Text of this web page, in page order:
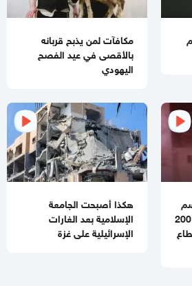
إسرائيلية" من صفقات عسكرية
غارات على الضاحية الجنوبية لبيروت
القاهرة تستضيف اجتماعاً موسعاً للفصائل
مقتل "إسرائيلي" وإصابة 6 آخرين بعملية إطلاق نار
خلال 24 ساعة في غزة وقصف منزلين بخان يونس
مكافآت لمن يذبح قربانه
بالأقصى في عيد الفصح
اليهودي
كتائب القسام في اليوم 200
هكذا أصبحت الجامعة
الإسلامية بعد الغارات
الإسرائيلية على غزة